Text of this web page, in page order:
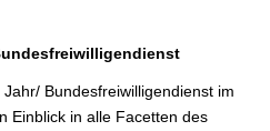
Bundesfreiwilligendienst im
Einblick in alle Facetten des